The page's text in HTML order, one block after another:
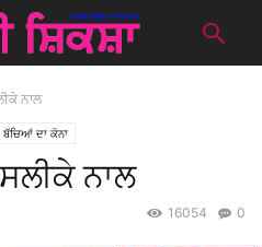
ਨਾਲ
ਬੱਚਿਆਂ ਦਾ ਕੋਨਾ
ਨਾਲ
0
16054